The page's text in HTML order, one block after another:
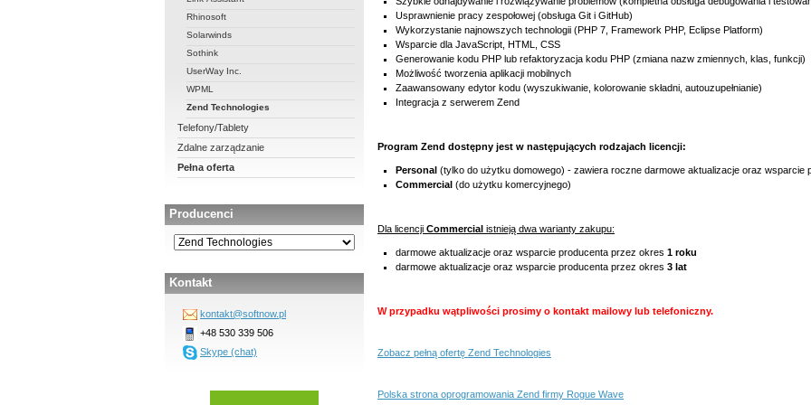
Rhinosoft
Solarwinds
Sothink
UserWay Inc.
WPML
Zend Technologies
Telefony/Tablety
Zdalne zarządzanie
Pełna oferta
Producenci
Kontakt
kontakt@softnow.pl
+48 530 339 506
Skype (chat)
Usprawnienie pracy zespołowej (obsługa Git i GitHub)
Wykorzystanie najnowszych technologii (PHP 7, Framework PHP, Eclipse Platform)
Wsparcie dla JavaScript, HTML, CSS
Generowanie kodu PHP lub refaktoryzacja kodu PHP (zmiana nazw zmiennych, klas, funkcji)
Możliwość tworzenia aplikacji mobilnych
Zaawansowany edytor kodu (wyszukiwanie, kolorowanie składni, autouzupełnianie)
Integracja z serwerem Zend
Program Zend dostępny jest w następujących rodzajach licencji:
Personal (tylko do użytku domowego) - zawiera roczne darmowe aktualizacje oraz wsparcie
Commercial (do użytku komercyjnego)
Dla licencji Commercial istnieją dwa warianty zakupu:
darmowe aktualizacje oraz wsparcie producenta przez okres 1 roku
darmowe aktualizacje oraz wsparcie producenta przez okres 3 lat
W przypadku wątpliwości prosimy o kontakt mailowy lub telefoniczny.
Zobacz pełną ofertę Zend Technologies
Polska strona oprogramowania Zend firmy Rogue Wave